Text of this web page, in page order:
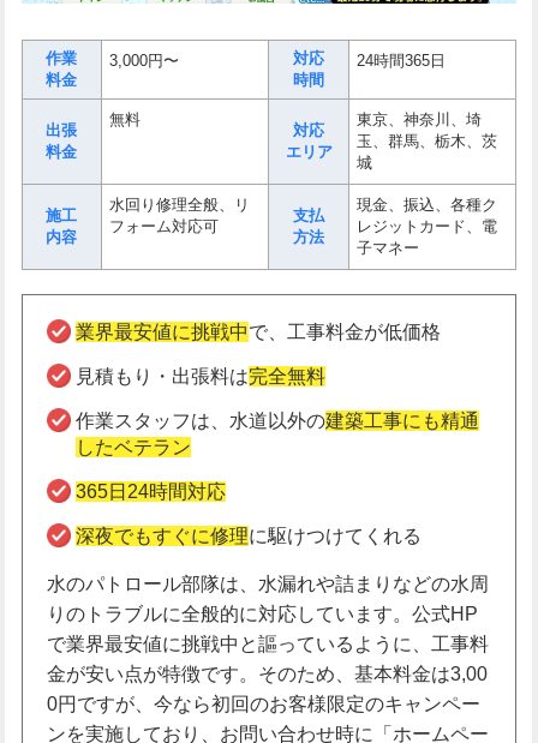
作業
料金
3,000円〜
対応
時間
24時間365日
出張
料金
無料
対応
エリア
東京、神奈川、埼
玉、群馬、栃木、茨
城
施工
内容
水回り修理全般、リ
フォーム対応可
支払
方法
現金、振込、各種ク
レジットカード、電
子マネー
業界最安値に挑戦中で、工事料金が低価格
見積もり・出張料は完全無料
作業スタッフは、水道以外の建築工事にも精通
したベテラン
365日24時間対応
深夜でもすぐに修理に駆けつけてくれる
水のパトロール部隊は、水漏れや詰まりなどの水周
りのトラブルに全般的に対応しています。公式HP
で業界最安値に挑戦中と謳っているように、工事料
金が安い点が特徴です。そのため、基本料金は3,00
0円ですが、今なら初回のお客様限定のキャンペー
ンを実施しており、お問い合わせ時に「ホームペー